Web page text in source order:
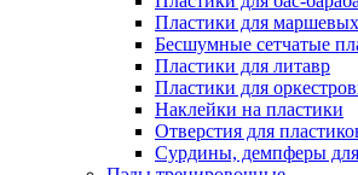
Пластики для
Бесшумные сетчатые
Пластики для литавр
Пластики для
Наклейки на пластики
Отверстия для
Сурдины, демпферы для